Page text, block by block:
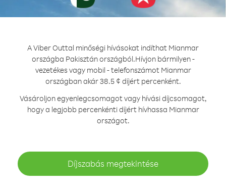
A Viber Outtal minőségi hívásokat indíthat Mianmar
országba Pakisztán országból.Hívjon bármilyen -
vezetékes vagy mobil - telefonszámot Mianmar
országban akár 38.5 ¢ díjért percenként.
Vásároljon egyenlegcsomagot vagy hívási díjcsomagot,
hogy a legjobb percenkénti díjért hívhassa Mianmar
országot.
Díjszabás megtekintése